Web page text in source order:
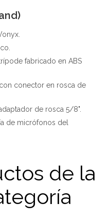
fabricado en ABS
conector en rosca de
de rosca 5/8".
de micrófonos del
de la